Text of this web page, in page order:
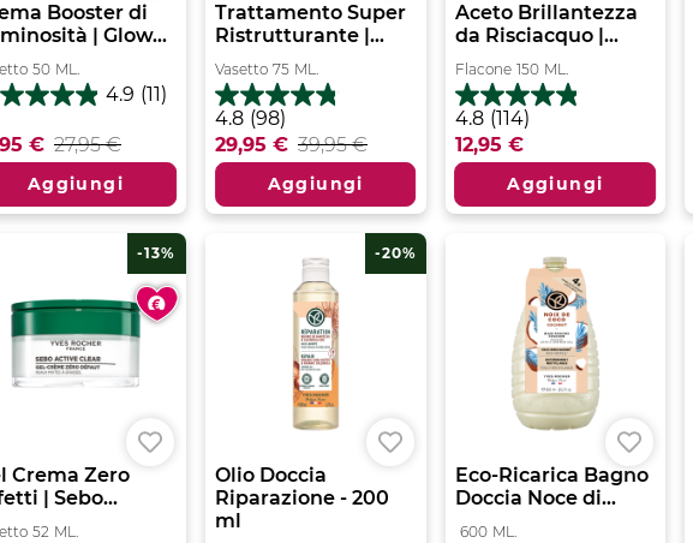
Booster di
| Glow...
50 ML.
4.9 (11)
€ 27,95 €
Aggiungi
Trattamento Super
Ristrutturante |...
Vasetto 75 ML.
4.8 (98)
4.8
su
5
98
recensioni
29,95 € 39,95 €
Aggiungi
Aceto Brillantezza
da Risciacquo |...
Flacone 150 ML.
4.8 (114)
4.8
su
5
stelle.
114
recensioni
12,95 €
Aggiungi
Crema Zero
| Sebo...
52 ML.
-13%
Olio Doccia
Riparazione - 200
ml
-20%
Eco-Ricarica Bagno
Doccia Noce di...
600 ML.